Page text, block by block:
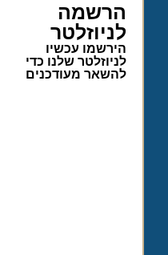
הרשמה
לניוזלטר
הירשמו עכשיו
לניוזלטר שלנו כדי
להשאר מעודכנים